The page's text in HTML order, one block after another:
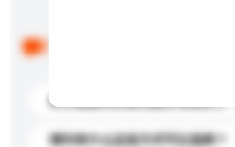
你们能提供的最优惠价格是多少？
请问有什么运送方式可以选择？